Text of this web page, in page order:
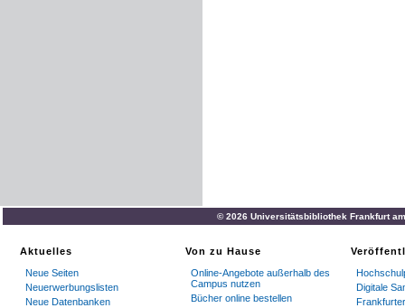
© 2026 Universitätsbibliothek Frankfurt
Aktuelles
Neue Seiten
Neuerwerbungslisten
Neue Datenbanken
Von zu Hause
Online-Angebote außerhalb des
Campus nutzen
Bücher online bestellen
Digitale